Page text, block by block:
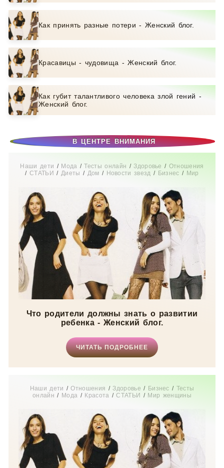
Как принять разные потери - Женский блог.
Красавицы - чудовища - Женский блог.
Как губит талантливого человека злой гений -
Женский блог.
В ЦЕНТРЕ ВНИМАНИЯ
Наши дети / Мода /Тесты онлайн /Здоровье / Отношения
/СТАТЬИ / Диеты / Дом / Новости звезд / Бизнес / Мир
Что родители должны знать о развитии
ребенка - Женский блог.
ЧИТАТЬ ПОДРОБНЕЕ
Наши дети /Отношения /Здоровье / Бизнес / Тесты
онлайн / Мода / Красота /СТАТЬИ / Мир женщины